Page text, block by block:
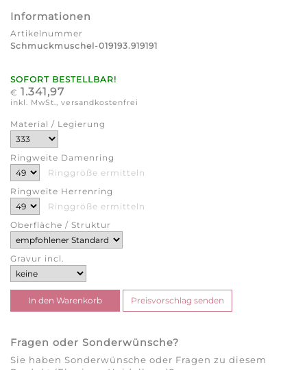
Informationen
Artikelnummer
Schmuckmuschel-019193.919191
SOFORT BESTELLBAR!
€ 1.341,97
inkl. MwSt., versandkostenfrei
Material / Legierung
Ringweite Damenring
Ringgröße ermitteln
Ringweite Herrenring
Ringgröße ermitteln
Oberfläche / Struktur
Gravur incl.
Fragen oder Sonderwünsche?
Sie haben Sonderwünsche oder Fragen zu diesem